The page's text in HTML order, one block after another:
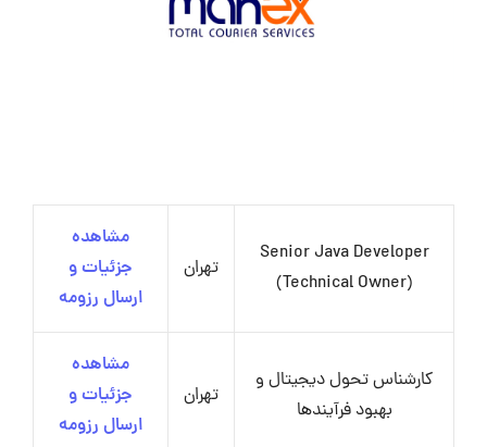
Senior Java Developer
(Technical Owner)
تهران
مشاهده
جزئیات و
ارسال رزومه
کارشناس تحول دیجیتال و
بهبود فرآیندها
تهران
مشاهده
جزئیات و
ارسال رزومه